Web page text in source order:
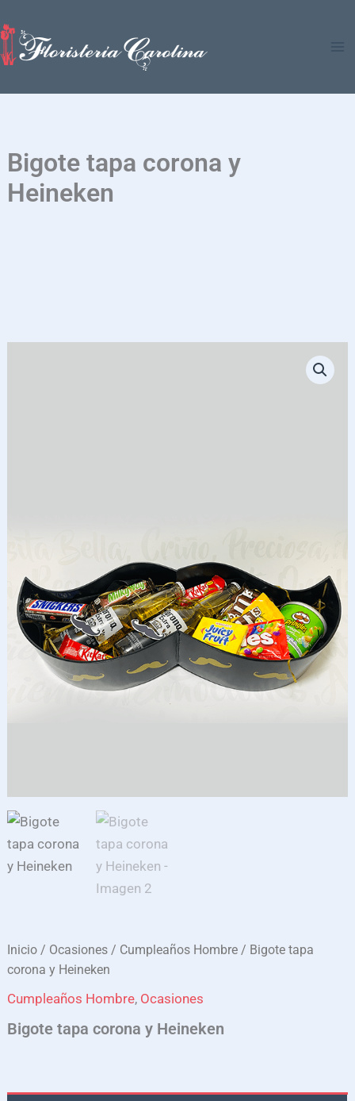
al
contenido
Bigote tapa corona y
Heineken
Inicio / Ocasiones / Cumpleaños Hombre / Bigote tapa
corona y Heineken
Cumpleaños Hombre, Ocasiones
Bigote tapa corona y Heineken